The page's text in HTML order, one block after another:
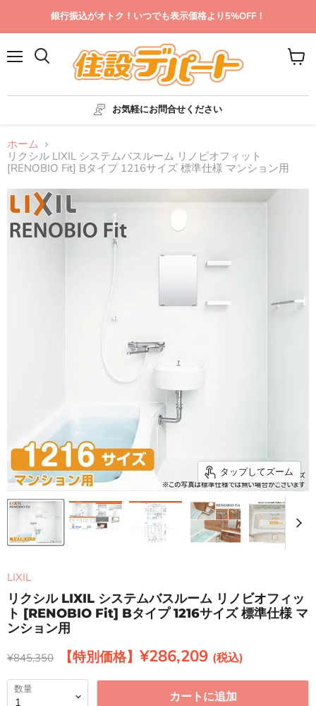
銀行振込がオトク！いつでも表示価格より5%OFF！
お気軽にお問合せください
カ
ト
ホーム
リクシル LIXIL システムバスルーム リノビオフィット
[RENOBIO Fit] Bタイプ 1216サイズ 標準仕様 マンション用
タップしてズーム
LIXIL
リクシル LIXIL システムバスルーム リノビオフィッ
ト [RENOBIO Fit] Bタイプ 1216サイズ 標準仕様 マ
ンション用
元の価格
¥845,350 現在の価格
¥286,209
数量 カートに追加